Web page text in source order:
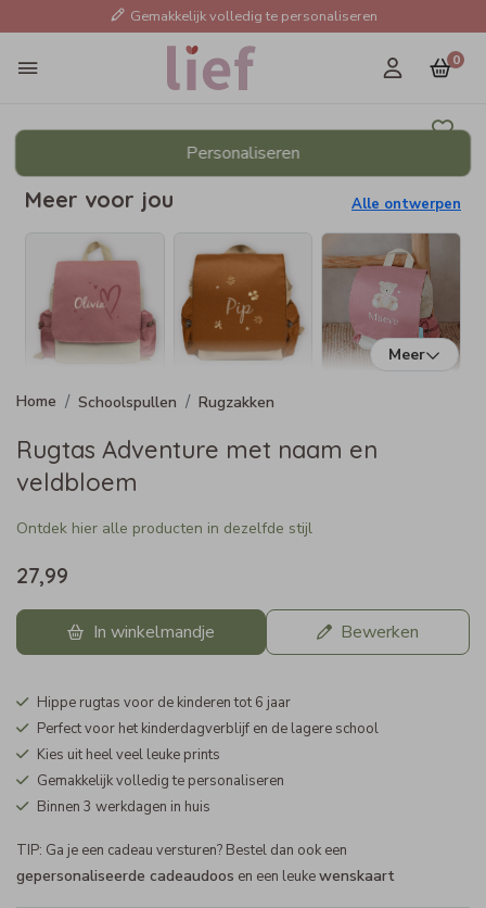
Gemakkelijk volledig te personaliseren
0
Personaliseren
Meer voor jou Alle ontwerpen
Meer
Schoolspullen Rugzakken
Rugtas Adventure met naam en
veldbloem
Ontdek hier alle producten in dezelfde stijl
27,99
In winkelmandje Bewerken
Hippe rugtas voor de kinderen tot 6 jaar
Perfect voor het kinderdagverblijf en de lagere school
Kies uit heel veel leuke prints
Gemakkelijk volledig te personaliseren
Binnen 3 werkdagen in huis
TIP: Ga je een cadeau versturen? Bestel dan ook een
gepersonaliseerde cadeaudoos en een leukewenskaart